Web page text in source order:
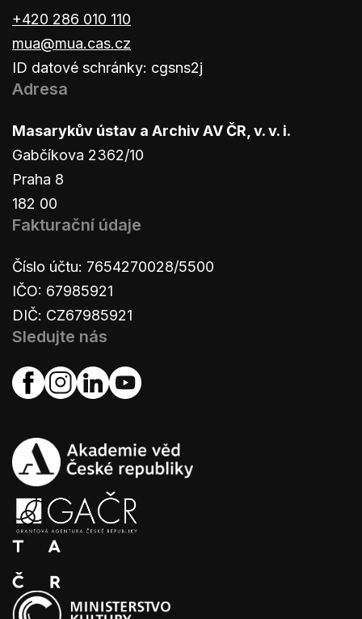
+420 286 010 110
mua@mua.cas.cz
ID datové schránky: cgsns2j
Adresa
Masarykův ústav a Archiv AV ČR, v. v. i.
Gabčíkova 2362/10
Praha 8
182 00
Fakturační údaje
Číslo účtu: 7654270028/5500
IČO: 67985921
DIČ: CZ67985921
Sledujte nás